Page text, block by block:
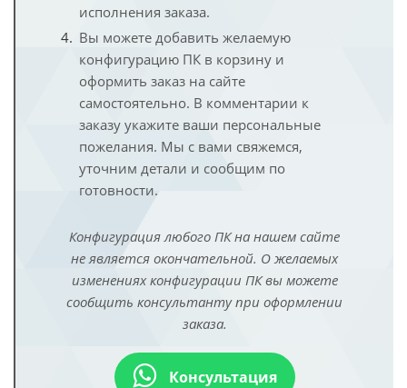
исполнения заказа.
Вы можете добавить желаемую
конфигурацию ПК в корзину и
оформить заказ на сайте
самостоятельно. В комментарии к
заказу укажите ваши персональные
пожелания. Мы с вами свяжемся,
уточним детали и сообщим по
готовности.
Конфигурация любого ПК на нашем сайте
не является окончательной. О желаемых
изменениях конфигурации ПК вы можете
сообщить консультанту при оформлении
заказа.
Консультация